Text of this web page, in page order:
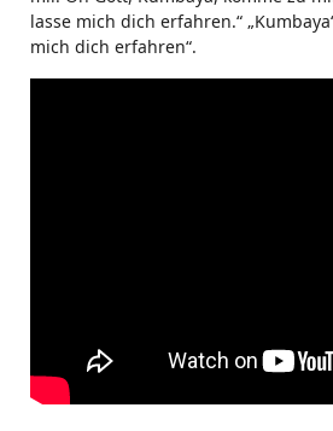
lasse mich dich erfahren.“
mich dich erfahren“.